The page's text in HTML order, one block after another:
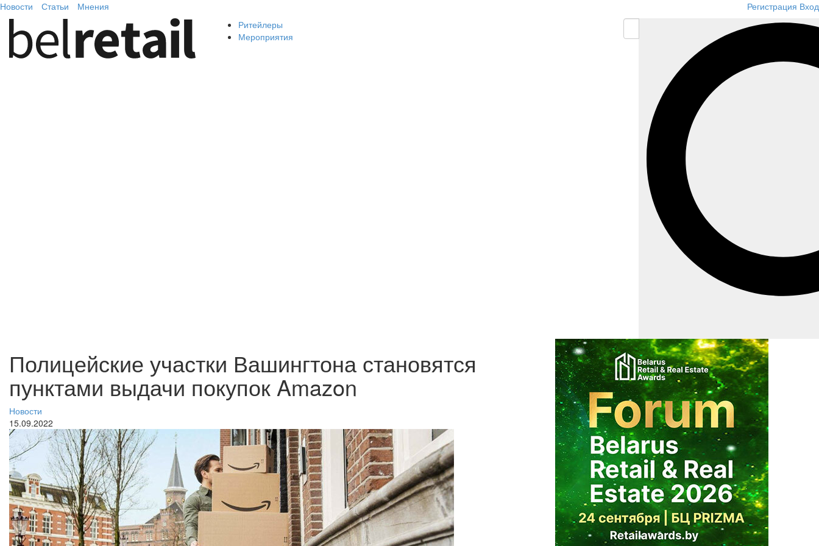
Новости Статьи Мнения Регистрация Вход
Ритейлеры
Мероприятия
Полицейские участки Вашингтона становятся
пунктами выдачи покупок Amazon
Новости
15.09.2022